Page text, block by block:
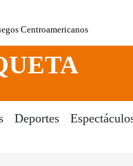
Centroamericanos
Deportes